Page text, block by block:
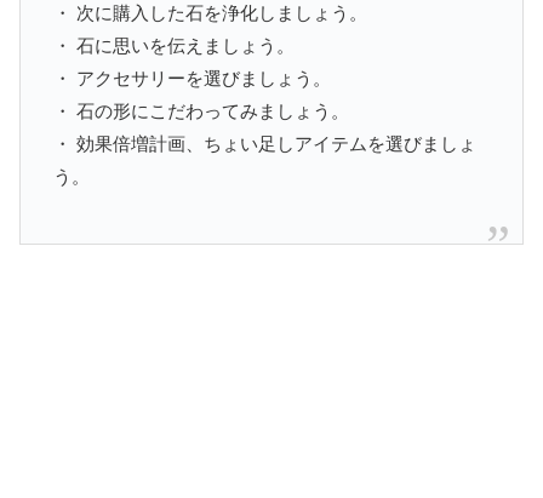
・ 次に購入した石を浄化しましょう。
・ 石に思いを伝えましょう。
・ アクセサリーを選びましょう。
・ 石の形にこだわってみましょう。
・ 効果倍増計画、ちょい足しアイテムを選びましょ
う。